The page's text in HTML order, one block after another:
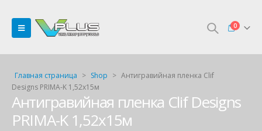
0
Главная страница > Shop > Антигравийная пленка Clif
Designs PRIMA-K 1,52х15м
Антигравийная пленка Clif Designs
PRIMA-K 1,52х15м